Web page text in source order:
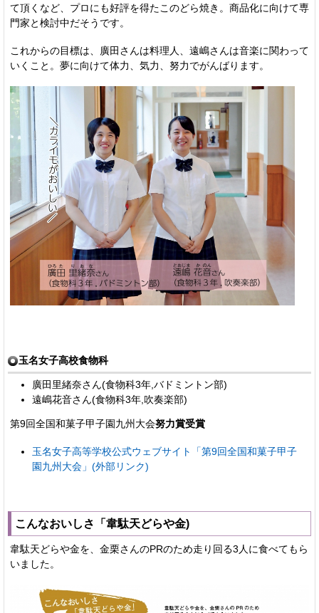
て頂くなど、プロにも好評を得たこのどら焼き。商品化に向けて専
門家と検討中だそうです。
これからの目標は、廣田さんは料理人、遠嶋さんは音楽に関わって
いくこと。夢に向けて体力、気力、努力でがんばります。
玉名女子高校食物科
廣田里緒奈さん(食物科3年,バドミントン部)
遠嶋花音さん(食物科3年,吹奏楽部)
第9回全国和菓子甲子園九州大会努力賞受賞
玉名女子高等学校公式ウェブサイト「第9回全国和菓子甲子
園九州大会」(外部リンク)
こんなおいしさ「韋駄天どらや金)
韋駄天どらや金を、金栗さんのPRのため走り回る3人に食べてもら
いました。